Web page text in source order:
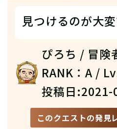
見つけるのが大変
ぴろち / 冒険
RANK：A /
投稿日:2021-
このクエストの発見